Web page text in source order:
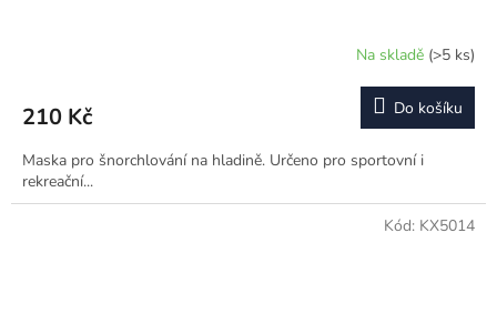
Na skladě (>5 ks)
210 Kč Do košíku
Maska pro šnorchlování na hladině. Určeno pro sportovní i
rekreační...
Kód: KX5014